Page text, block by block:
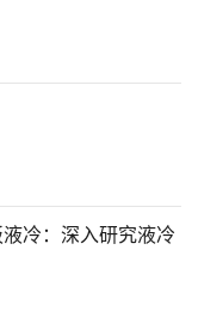
冷：深入研究液冷